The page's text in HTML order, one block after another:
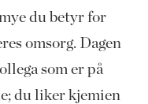
du betyr for
omsorg. Dagen
som er på
du liker kjemien